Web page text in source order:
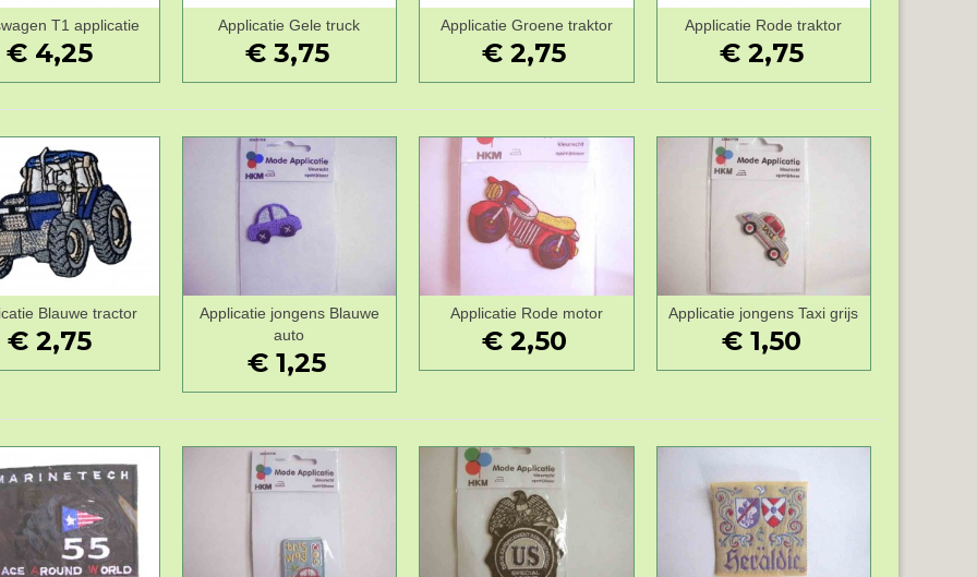
Wenslijst
T1 applicatie
€ 4,25
Wenslijst
Applicatie Gele truck
€ 3,75
Wenslijst
Applicatie Groene traktor
€ 2,75
Wenslijst
Applicatie Rode traktor
€ 2,75
Wenslijst
Blauwe tractor
€ 2,75
Wenslijst
Applicatie jongens Blauwe
auto
€ 1,25
Wenslijst
Applicatie Rode motor
€ 2,50
Wenslijst
Applicatie jongens Taxi grijs
€ 1,50